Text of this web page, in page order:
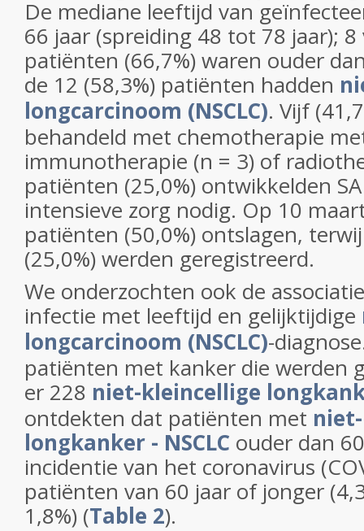
De mediane leeftijd van
66 jaar (spreiding 48 tot 78 jaar); 8
patiënten (66,7%) waren ouder
de 12 (58,3%) patiënten hadden
longcarcinoom (NSCLC). Vijf
behandeld met chemotherapie
immunotherapie (n = 3) of
patiënten (25,0%) ontwikkelden
intensieve zorg nodig. Op 10
patiënten (50,0%) ontslagen,
(25,0%) werden geregistreerd.
We onderzochten ook de
infectie met leeftijd en gelijktijdige
longcarcinoom (NSCLC)-
patiënten met kanker die werden
er 228 niet-kleincellige
ontdekten dat patiënten met
longkanker - NSCLC ouder dan
incidentie van het coronavirus
patiënten van 60 jaar of jonger
1,8%) (Table 2).